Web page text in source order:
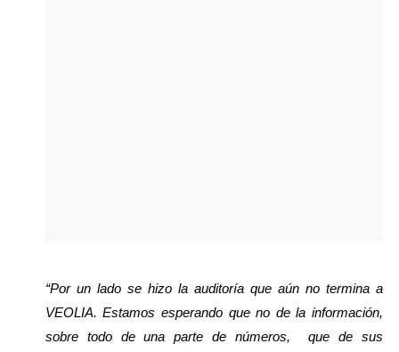
“Por un lado se hizo la auditoría que aún no termina a
VEOLIA. Estamos esperando que no de la información,
sobre todo de una parte de números,  que de sus